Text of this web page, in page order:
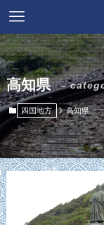
高知県 –
四国地方 高知県